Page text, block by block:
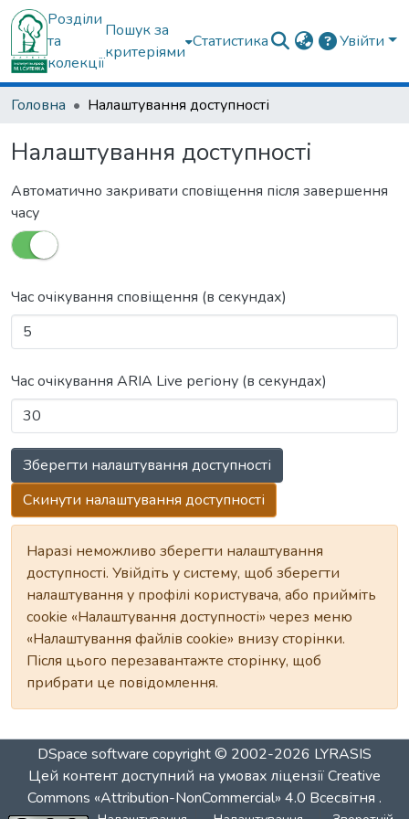
Розділи
та
колекції
Пошук за
критеріями
Статистика Увійти
Головна Налаштування доступності
Налаштування доступності
Автоматично закривати сповіщення після завершення
часу
Час очікування сповіщення (в секундах)
Час очікування ARIA Live регіону (в секундах)
Зберегти налаштування доступності
Скинути налаштування доступності
Наразі неможливо зберегти налаштування
доступності. Увійдіть у систему, щоб зберегти
налаштування у профілі користувача, або прийміть
cookie «Налаштування доступності» через меню
«Налаштування файлів cookie» внизу сторінки.
Після цього перезавантажте сторінку, щоб
прибрати це повідомлення.
DSpace software copyright © 2002-2026 LYRASIS
Цей контент доступний на умовах ліцензіїCreative
Commons «Attribution-NonCommercial» 4.0 Всесвітня .